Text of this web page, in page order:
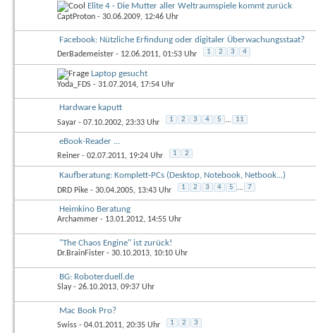
Elite 4 - Die Mutter aller Weltraumspiele kommt zurück
CaptProton - 30.06.2009, 12:46 Uhr
Facebook: Nützliche Erfindung oder digitaler Überwachungsstaat?
DerBademeister - 12.06.2011, 01:53 Uhr 1 2 3 4
Laptop gesucht
Yoda_FDS - 31.07.2014, 17:54 Uhr
Hardware kaputt
Sayar - 07.10.2002, 23:33 Uhr 1 2 3 4 5 ... 11
eBook-Reader ...
Reiner - 02.07.2011, 19:24 Uhr 1 2
Kaufberatung: Komplett-PCs (Desktop, Notebook, Netbook...)
DRD Pike - 30.04.2005, 13:43 Uhr 1 2 3 4 5 ... 7
Heimkino Beratung
Archammer - 13.01.2012, 14:55 Uhr
"The Chaos Engine" ist zurück!
Dr.BrainFister - 30.10.2013, 10:10 Uhr
BG: Roboterduell.de
Slay- 26.10.2013, 09:37 Uhr
Mac Book Pro?
Swiss - 04.01.2011, 20:35 Uhr 1 2 3